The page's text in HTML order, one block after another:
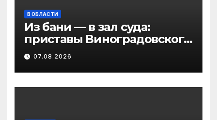
В ОБЛАСТИ
Из бани — в зал суда:
приставы Виноградовского
округа разыскали
должника по алиментам
07.08.2026